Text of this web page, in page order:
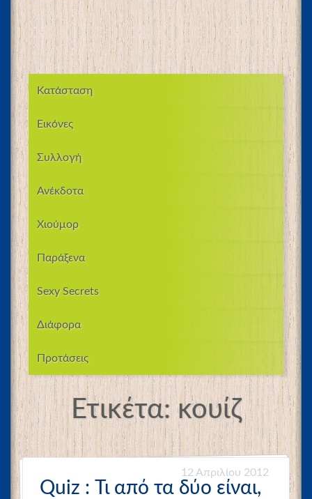
Κατάσταση
Εικόνες
Συλλογή
Ανέκδοτα
Χιούμορ
Παράξενα
Sexy Secrets
Διάφορα
Προτάσεις
Ετικέτα:κουίζ
12 Απριλίου 2012
Quiz : Τι από τα δύο είναι,